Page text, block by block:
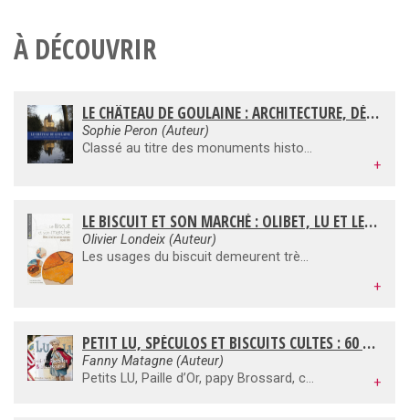
À DÉCOUVRIR
LE CHÂTEAU DE GOULAINE : ARCHITECTURE, DÉCORS ET POLITIQUE FAMILIALE
Sophie Peron (Auteur)
Classé au titre des monuments historiques le 12 août 1913, le château de Goulaine est un édifice emblématique du Pays nantais. Il est habité par l'une des plus anciennes maisons bretonnes, dont la filiation continue remonte au XIIe siècle. Le château actuel, édifié par Christophe Il, seigneur de Goulaine de 1492 à 1533, témoigne du vaste mouvement de reconstruction qui prévaut après les guerres de Bretagne, de la fin du XVe au premier tiers du XVIe siècle, avant d'être doté d'un système défensif bastionné pendant les guerres de Religion. Gabriel II de Goulaine fait construire les écuries et la chapelle, puis commande le décor des salons vers 1640-1660, tandis que les marais, indissociables du château dont ils sont à la fois la défense et l'écrin, sont aménagés au milieu du XVIIe siècle. Lié à un domaine et à une famille, le château témoigne d'un art de vivre et revêt un capital symbolique. Il est traité avec son site et ses abords, car il structure et domine un territoire érigé en marquisat au XVIIe siècle, à proximité de la Loire.
+
LE BISCUIT ET SON MARCHÉ : OLIBET, LU ET LES AUTRES MARQUES DEPUIS 1850
Olivier Londeix (Auteur)
Les usages du biscuit demeurent très traditionnels quand la révolution industrielle s'en empare pour en faire un bien de consommation de plus en plus courante. Les premiers biscuitiers français doivent mettre en place des stratégies visant à débanaliser le produit et à valoriser leurs marques. Sur la longue durée, les différentes formes d'interactions entre fabricants et commerçants nous amènent à définir une évolution de l'organisation du marché au niveau français et international. Cette histoire de marché permet enfin de saisir les mécanismes de la " fabrique " du consommateur à travers la diffusion d'une véritable culture de consommation.
+
PETIT LU, SPÉCULOS ET BISCUITS CULTES : 60 RECETTES ORIGINALES À BASE DE BISCUITS
Fanny Matagne (Auteur)
Petits LU, Paille d’Or, papy Brossard, cigarettes russes Delacre, barquettes 3 chatons, Pépito, Prince… Autant de noms qui évoquent les quatre heures à la récré, les goûters d’anniversaire et le bonheur de vivre. Ce livre permet de retrouver cette nostalgie sucrée en proposant 60 recettes originales à base de biscuits que tout le monde connaît et que l’on trouve partout dans le commerce. Laissez-vous tenter par un fraisier aux petits LU, un cake au chocolat façon papy Brossard, des verrines Pepito café, une charlotte aux 3 chatons, etc. Des réalisations amusantes qui garantissent une soirée entre amis réussie ou un goûter d’anniversaire parfait pour les enfants ! C’est délicieux ,et inratable.
+